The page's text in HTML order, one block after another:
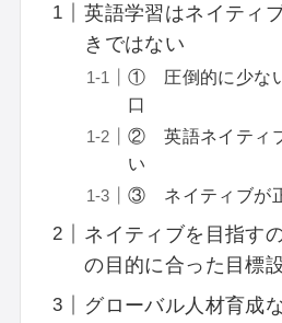
英語学習はネイティ
きではない
① 圧倒的に少な
口
② 英語ネイティ
い
③ ネイティブが
ネイティブを目指す
の目的に合った目標
グローバル人材育成